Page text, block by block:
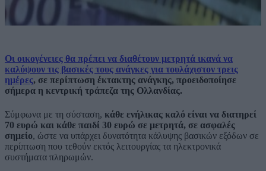
Οι οικογένειες θα πρέπει να διαθέτουν μετρητά ικανά να
καλύψουν τις βασικές τους ανάγκες για τουλάχιστον τρεις
ημέρες, σε περίπτωση έκτακτης ανάγκης, προειδοποίησε
σήμερα η κεντρική τράπεζα της Ολλανδίας.
Σύμφωνα με τη σύσταση, κάθε ενήλικας καλό είναι να διατηρεί
70 ευρώ και κάθε παιδί 30 ευρώ σε μετρητά, σε ασφαλές
σημείο, ώστε να υπάρχει δυνατότητα κάλυψης βασικών εξόδων σε
περίπτωση που τεθούν εκτός λειτουργίας τα ηλεκτρονικά
συστήματα πληρωμών.